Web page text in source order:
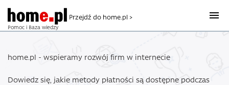
Pomoc i Baza wiedzy
Przejdź do home.pl >
home.pl - wspieramy rozwój firm w internecie
Dowiedz się, jakie metody płatności są dostępne podczas